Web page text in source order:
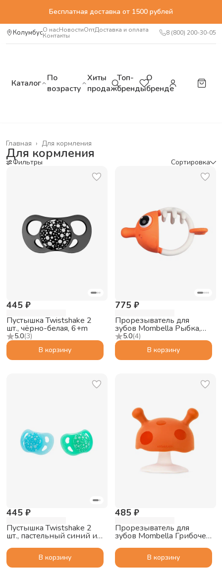
Бесплатная доставка от 1500 рублей
КолумбусО насНовостиОптДоставка и оплата
Контакты 8 (800) 200-30-05
Каталог По
возрасту
Хиты
продаж
Топ-
бренды
О
бренде
Для кормления
Главная ›
Для кормления
Фильтры Сортировка
5.0(3)
445 ₽
Пустышка Twistshake 2
шт., чёрно-белая, 6+m
В корзину
5.0(4)
775 ₽
Прорезыватель для
зубов Mombella Рыбка,
силиконовый,
оранжевый
В корзину
445 ₽
Пустышка Twistshake 2
шт., пастельный синий и
В корзину
485 ₽
Прорезыватель для
зубов Mombella Грибочек,
оранжевый
В корзину